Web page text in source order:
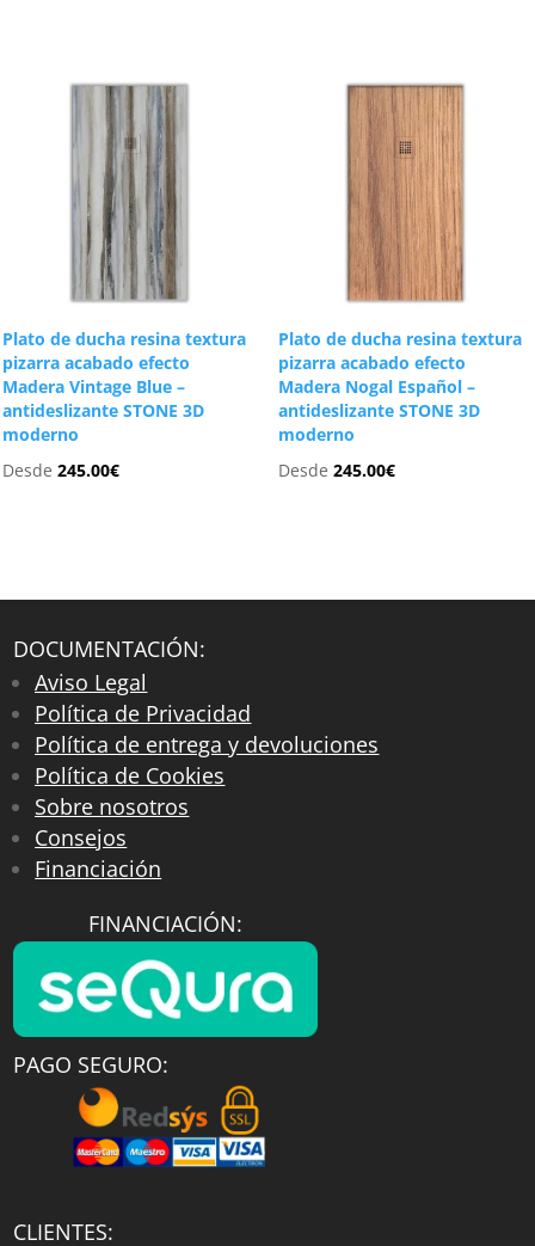
Plato de ducha resina textura
pizarra acabado efecto
Madera Vintage Blue –
antideslizante STONE 3D
moderno
Desde245.00€
Plato de ducha resina textura
pizarra acabado efecto
Madera Nogal Español –
antideslizante STONE 3D
moderno
Desde 245.00€
DOCUMENTACIÓN:
Aviso Legal
Política de Privacidad
Política de entrega y devoluciones
Política de Cookies
Sobre nosotros
Consejos
Financiación
FINANCIACIÓN:
PAGO SEGURO:
CLIENTES: